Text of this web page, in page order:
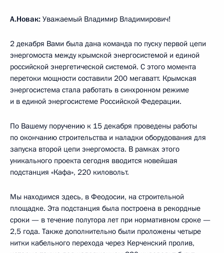
А.Новак: Уважаемый Владимир Владимирович!
2 декабря Вами была дана команда по пуску первой цепи
энергомоста между крымской энергосистемой и единой
российской энергетической системой. С этого момента
перетоки мощности составили 200 мегаватт. Крымская
энергосистема стала работать в синхронном режиме
и в единой энергосистеме Российской Федерации.
По Вашему поручению к 15 декабря проведены работы
по окончанию строительства и наладки оборудования для
запуска второй цепи энергомоста. В рамках этого
уникального проекта сегодня вводится новейшая
подстанция «Кафа», 220 киловольт.
Мы находимся здесь, в Феодосии, на строительной
площадке. Эта подстанция была построена в рекордные
сроки — в течение полутора лет при нормативном сроке —
2,5 года. Также дополнительно были проложены четыре
нитки кабельного перехода через Керченский пролив,